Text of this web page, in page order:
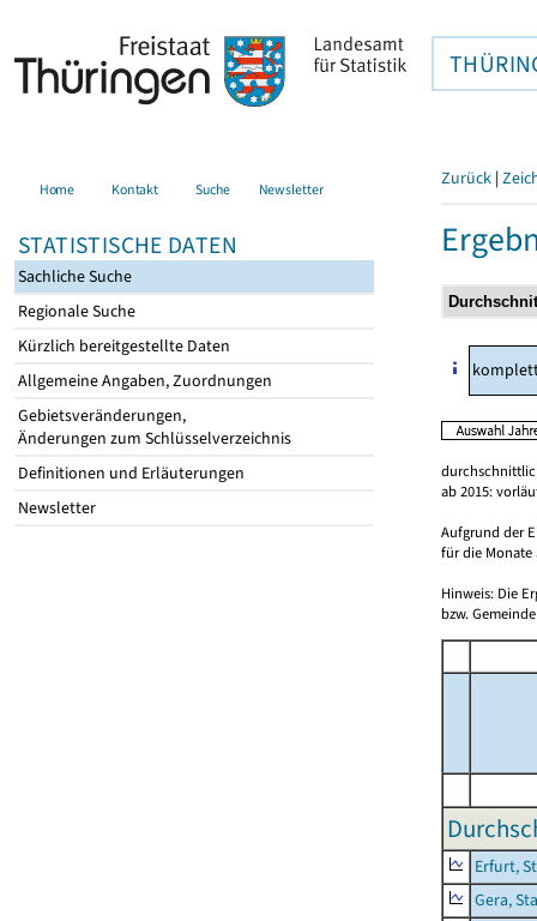
Home Kontakt Suche Newsletter
STATISTISCHE DATEN
Sachliche Suche
Regionale Suche
Kürzlich bereitgestellte Daten
Allgemeine Angaben, Zuordnungen
Gebietsveränderungen,
Änderungen zum Schlüsselverzeichnis
Definitionen und Erläuterungen
Newsletter
Zurück |
ab 2015:
Aufgrund der
für die Monate
Hinweis: Die
bzw.
Erfurt,
Gera,